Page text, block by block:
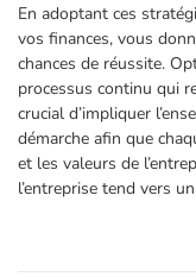
En adoptant ces
vos finances, vous
chances de réussite.
processus continu qui
crucial d’impliquer
démarche afin que
et les valeurs de
l’entreprise tend vers